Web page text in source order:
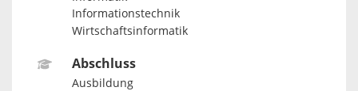
Informationstechnik
Wirtschaftsinformatik
Abschluss
Ausbildung